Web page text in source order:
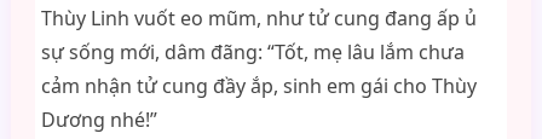
Thùy Linh vuốt eo mũm, như tử cung đang ấp ủ
sự sống mới, dâm đãng: “Tốt, mẹ lâu lắm chưa
cảm nhận tử cung đầy ắp, sinh em gái cho Thùy
Dương nhé!”